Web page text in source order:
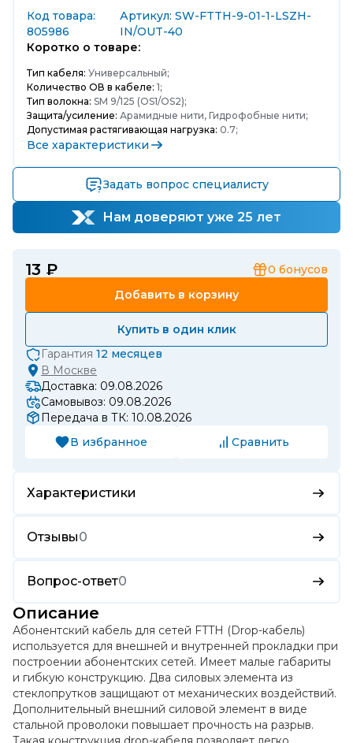
Код товара:
805986
Артикул: SW-FTTH-9-01-1-LSZH-
IN/OUT-40
Коротко о товаре:
Тип кабеля: Универсальный;
Количество ОВ в кабеле: 1;
Тип волокна: SM 9/125 (OS1/OS2);
Защита/усиление: Арамидные нити, Гидрофобные нити;
Допустимая растягивающая нагрузка: 0.7;
Все характеристики
Задать вопрос специалисту
Нам доверяют уже 25 лет
13 ₽ 0 бонусов
Добавить в корзину
Купить в один клик
Гарантия 12 месяцев
В Москве
Доставка: 09.08.2026
Самовывоз: 09.08.2026
Передача в ТК: 10.08.2026
В избранное
Сравнить
Характеристики
Отзывы0
Вопрос-ответ0
Описание
Абонентский кабель для сетей FTTH (Drop-кабель)
используется для внешней и внутренней прокладки при
построении абонентских сетей. Имеет малые габариты
и гибкую конструкцию. Два силовых элемента из
стеклопрутков защищают от механических воздействий.
Дополнительный внешний силовой элемент в виде
стальной проволоки повышает прочность на разрыв.